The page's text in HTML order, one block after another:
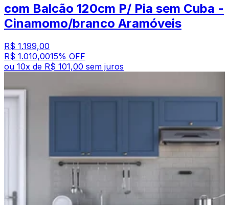
com Balcão 120cm P/ Pia sem Cuba -
Cinamomo/branco Aramóveis
R$ 1.199,00
R$ 1.010,0015% OFF
ou 10x de R$ 101,00 sem juros